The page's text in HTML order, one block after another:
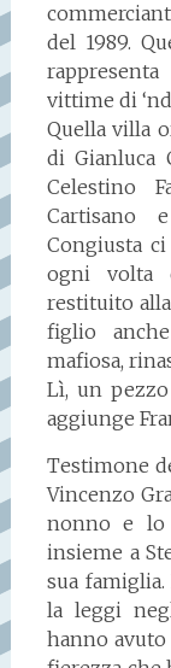
del 1989.
vittime di
Quella villa
di Gianluca
Celestino
Cartisano
Congiusta
ogni volta
restituito
figlio
mafiosa,
Lì, un
aggiunge
Testimone
Vincenzo
nonno e lo
insieme a
sua
la leggi
hanno avuto